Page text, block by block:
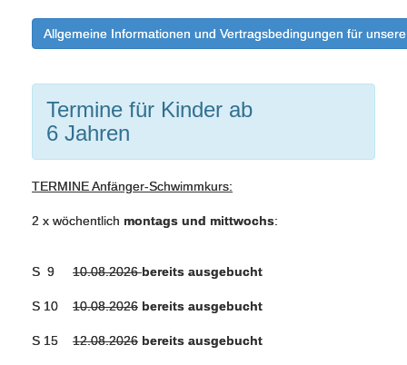
Allgemeine Informationen und Vertragsbedingungen für
Termine für Kinder ab
6 Jahren
TERMINE Anfänger-Schwimmkurs:
2 x wöchentlich montags und mittwochs:
S 9 10.08.2026 bereits ausgebucht
S 10 10.08.2026 bereits ausgebucht
S 15 12.08.2026 bereits ausgebucht